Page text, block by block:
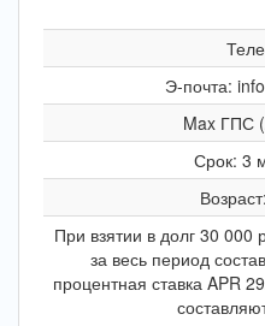
Э-почта:
Max ГПС
Срок: 3
При взятии в долг 30 000
за весь период
процентная ставка APR